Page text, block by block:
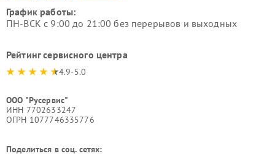
График работы:
ПН-ВСК с 9:00 до 21:00 без перерывов и выходных
Рейтинг сервисного центра
4.9-5.0
ООО "Русервис"
ИНН 7702633247
ОГРН 1077746335776
Поделиться в соц. сетях: